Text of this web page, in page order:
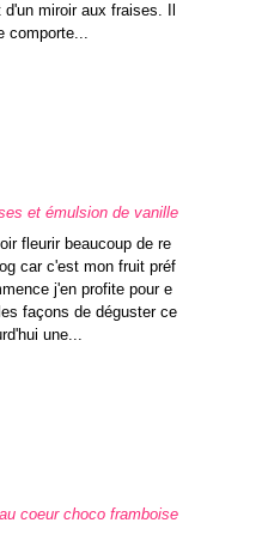
miroir aux fraises. Il
comporte...
et émulsion de vanille
fleurir beaucoup de re
car c'est mon fruit préf
j'en profite pour e
façons de déguster ce
une...
coeur choco framboise